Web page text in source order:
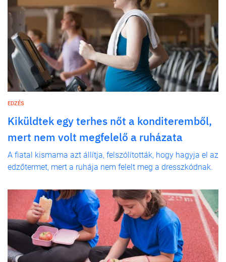
EDZÉS
Kiküldtek egy terhes nőt a konditeremből,
mert nem volt megfelelő a ruházata
A fiatal kismama azt állítja, felszólították, hogy hagyja el az
edzőtermet, mert a ruhája nem felelt meg a dresszkódnak.